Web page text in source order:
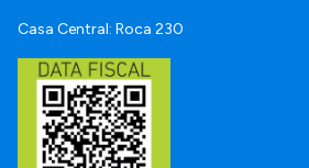
Casa Central: Roca 230